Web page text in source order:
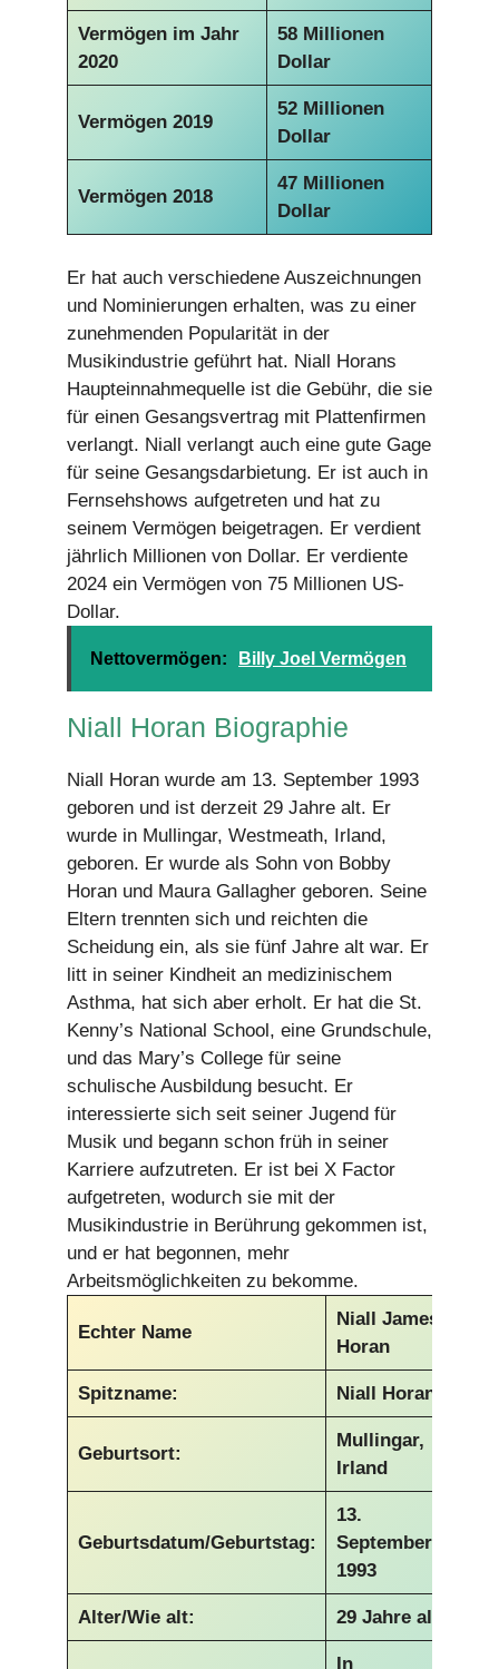
Vermögen im Jahr
2020
58 Millionen
Dollar
Vermögen 2019
52 Millionen
Dollar
Vermögen 2018
47 Millionen
Dollar
Er hat auch verschiedene Auszeichnungen
und Nominierungen erhalten, was zu einer
zunehmenden Popularität in der
Musikindustrie geführt hat. Niall Horans
Haupteinnahmequelle ist die Gebühr, die sie
für einen Gesangsvertrag mit Plattenfirmen
verlangt. Niall verlangt auch eine gute Gage
für seine Gesangsdarbietung. Er ist auch in
Fernsehshows aufgetreten und hat zu
seinem Vermögen beigetragen. Er verdient
jährlich Millionen von Dollar. Er verdiente
2024 ein Vermögen von 75 Millionen US-
Dollar.
Nettovermögen: Billy Joel Vermögen
Niall Horan Biographie
Niall Horan wurde am 13. September 1993
geboren und ist derzeit 29 Jahre alt. Er
wurde in Mullingar, Westmeath, Irland,
geboren. Er wurde als Sohn von Bobby
Horan und Maura Gallagher geboren. Seine
Eltern trennten sich und reichten die
Scheidung ein, als sie fünf Jahre alt war. Er
litt in seiner Kindheit an medizinischem
Asthma, hat sich aber erholt. Er hat die St.
Kenny’s National School, eine Grundschule,
und das Mary’s College für seine
schulische Ausbildung besucht. Er
interessierte sich seit seiner Jugend für
Musik und begann schon früh in seiner
Karriere aufzutreten. Er ist bei X Factor
aufgetreten, wodurch sie mit der
Musikindustrie in Berührung gekommen ist,
und er hat begonnen, mehr
Arbeitsmöglichkeiten zu bekomme.
Echter Name
Niall James
Horan
Spitzname: Niall Horan
Geburtsort:
Mullingar,
Irland
Geburtsdatum/Geburtstag:
13.
September
1993
Alter/Wie alt: 29 Jahre alt
In